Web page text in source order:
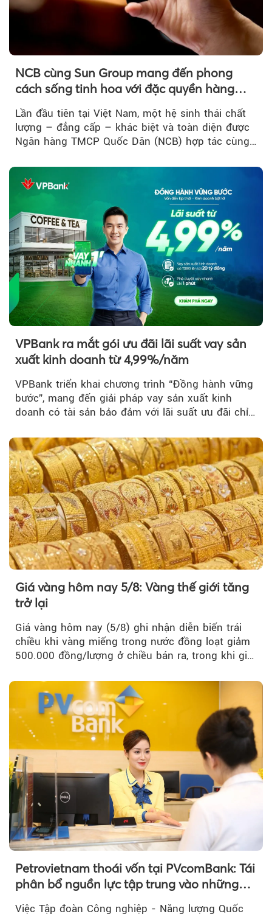
NCB cùng Sun Group mang đến phong
cách sống tinh hoa với đặc quyền hàng
đầu Việt Nam
Lần đầu tiên tại Việt Nam, một hệ sinh thái chất
lượng – đẳng cấp – khác biệt và toàn diện được
Ngân hàng TMCP Quốc Dân (NCB) hợp tác cùng
VPBank ra mắt gói ưu đãi lãi suất vay sản
xuất kinh doanh từ 4,99%/năm
VPBank triển khai chương trình “Đồng hành vững
bước”, mang đến giải pháp vay sản xuất kinh
doanh có tài sản bảo đảm với lãi suất ưu đãi chỉ
Giá vàng hôm nay 5/8: Vàng thế giới tăng
trở lại
Giá vàng hôm nay (5/8) ghi nhận diễn biến trái
chiều khi vàng miếng trong nước đồng loạt giảm
500.000 đồng/lượng ở chiều bán ra, trong khi giá
thương hiệu.
Petrovietnam thoái vốn tại PVcomBank: Tái
phân bổ nguồn lực tập trung vào những
Việc Tập đoàn Công nghiệp - Năng lượng Quốc